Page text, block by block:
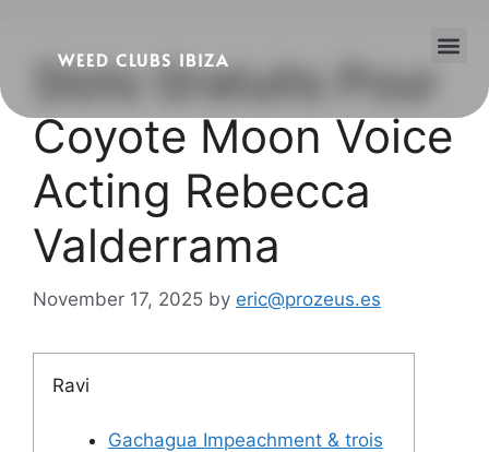
WEED CLUBS IBIZA
Slots Gratuits Pour
Coyote Moon Voice
Acting Rebecca
Valderrama
November 17, 2025 by eric@prozeus.es
Ravi
Gachagua Impeachment & trois